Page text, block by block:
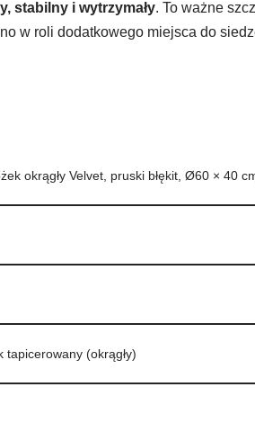
stabilny i wytrzymały. To ważne
w roli dodatkowego miejsca do
okrągły Velvet, pruski błękit, Ø60 × 40
tapicerowany (okrągły)